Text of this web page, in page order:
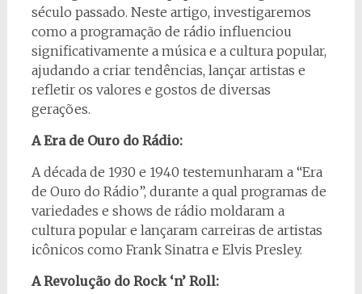
século passado. Neste artigo, investigaremos
como a programação de rádio influenciou
significativamente a música e a cultura popular,
ajudando a criar tendências, lançar artistas e
refletir os valores e gostos de diversas
gerações.
A Era de Ouro do Rádio:
A década de 1930 e 1940 testemunharam a “Era
de Ouro do Rádio”, durante a qual programas de
variedades e shows de rádio moldaram a
cultura popular e lançaram carreiras de artistas
icônicos como Frank Sinatra e Elvis Presley.
A Revolução do Rock ‘n’ Roll: